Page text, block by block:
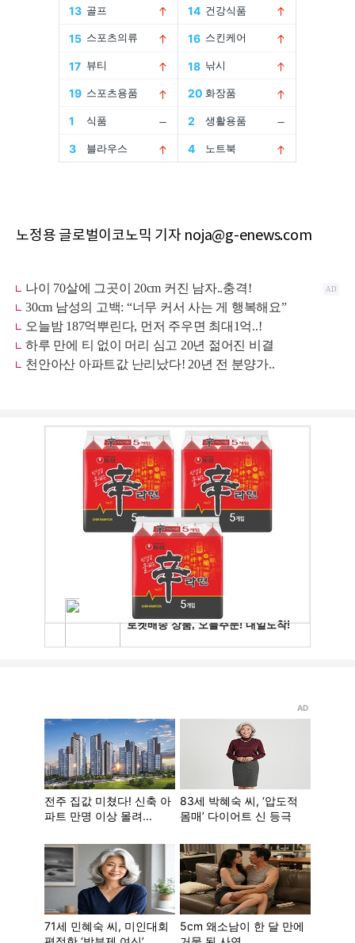
노정용 글로벌이코노믹 기자 noja@g-enews.com